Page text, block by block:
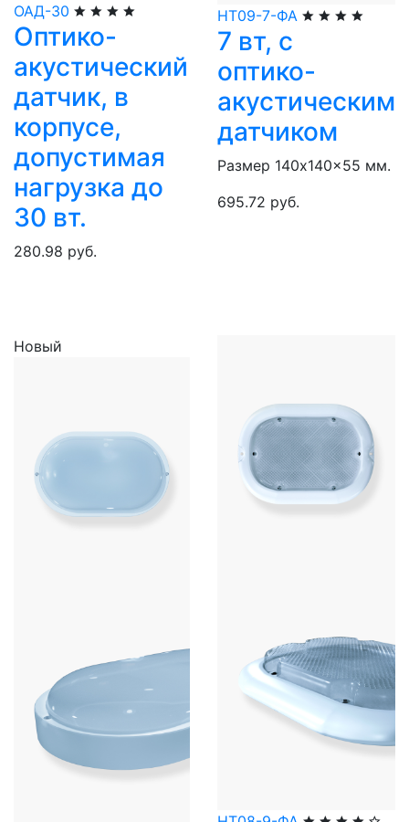
ОАД-30
Оптико-
акустический
датчик, в
корпусе,
допустимая
нагрузка до
30 вт.
280.98 руб.
НТ09-7-ФА
7 вт, с
оптико-
акустическим
датчиком
Размер 140x140x55 мм.
695.72 руб.
Новый